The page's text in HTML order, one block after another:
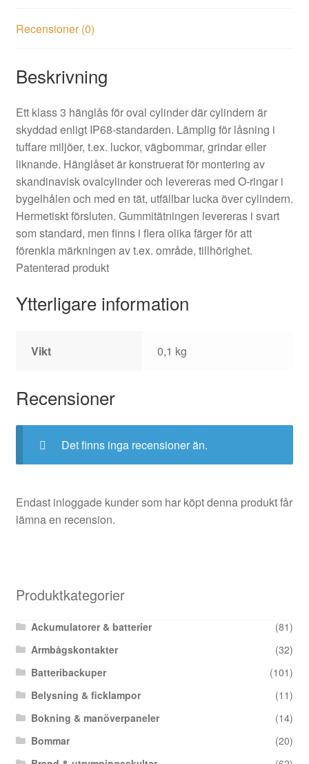
Recensioner (0)
Beskrivning
Ett klass 3 hänglås för oval cylinder där cylindern är
skyddad enligt IP68-standarden. Lämplig för låsning i
tuffare miljöer, t.ex. luckor, vägbommar, grindar eller
liknande. Hänglåset är konstruerat för montering av
skandinavisk ovalcylinder och levereras med O-ringar i
bygelhålen och med en tät, utfällbar lucka över cylindern.
Hermetiskt försluten. Gummitätningen levereras i svart
som standard, men finns i flera olika färger för att
förenkla märkningen av t.ex. område, tillhörighet.
Patenterad produkt
Ytterligare information
Vikt 0,1 kg
Recensioner
Det finns inga recensioner än.
Endast inloggade kunder som har köpt denna produkt får
lämna en recension.
Produktkategorier
Ackumulatorer & batterier
(81)
Armbågskontakter
(32)
Batteribackuper
(101)
Belysning & ficklampor
(11)
Bokning & manöverpaneler
(14)
Bommar
(20)